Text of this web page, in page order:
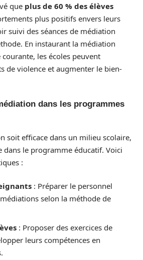
que plus de 60 % des élèves
plus positifs envers leurs
suivi des séances de médiation
En instaurant la médiation
les écoles peuvent
de violence et augmenter le bien-
dans les programmes
soit efficace dans un milieu scolaire,
dans le programme éducatif. Voici
:
: Préparer le personnel
selon la méthode de
: Proposer des exercices de
leurs compétences en